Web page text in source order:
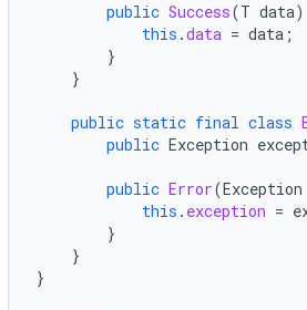
public Success(T data)
this .data = data ;
}
}
public static final class
public Exception
public Error(Exception
this . exception =
}
}
}